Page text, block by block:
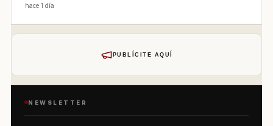
hace 1 día
PUBLÍCITE AQUÍ
NEWSLETTER